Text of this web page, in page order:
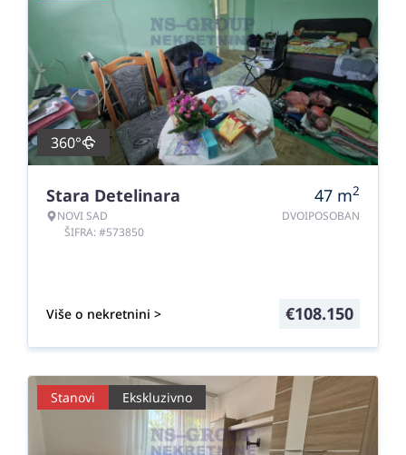
360°
Stara Detelinara
NOVI SAD
ŠIFRA: #573850
47 m2
DVOIPOSOBAN
Više o nekretnini > €108.150
Stanovi Ekskluzivno